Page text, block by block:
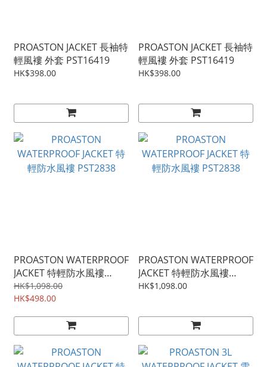
PROASTON JACKET 長袖特
輕風褸 外套 PST16419
HK$398.00
PROASTON JACKET 長袖特
輕風褸 外套 PST16419
HK$398.00
PROASTON WATERPROOF
JACKET 特輕防水風褸
PST2838
HK$1,098.00
HK$498.00
PROASTON WATERPROOF
JACKET 特輕防水風褸
PST2838
HK$1,098.00